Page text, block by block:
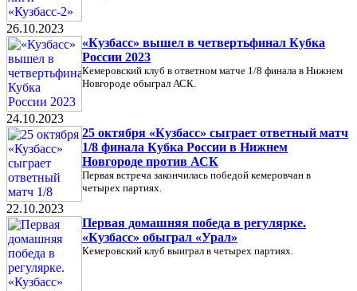
26.10.2023
«Кузбасс» вышел в четвертьфинал Кубка
России 2023
Кемеровский клуб в ответном матче 1/8 финала в Нижнем
Новгороде обыграл АСК.
24.10.2023
25 октября «Кузбасс» сыграет ответный матч
1/8 финала Кубка России в Нижнем
Новгороде против АСК
Первая встреча закончилась победой кемеровчан в
четырех партиях.
22.10.2023
Первая домашняя победа в регулярке.
«Кузбасс» обыграл «Урал»
Кемеровский клуб выиграл в четырех партиях.